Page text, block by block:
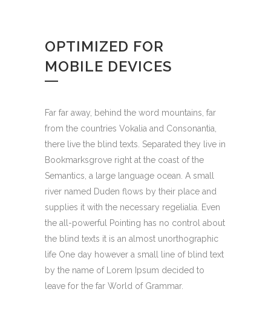
OPTIMIZED FOR
MOBILE DEVICES
Far far away, behind the word mountains, far
from the countries Vokalia and Consonantia,
there live the blind texts. Separated they live in
Bookmarksgrove right at the coast of the
Semantics, a large language ocean. A small
river named Duden flows by their place and
supplies it with the necessary regelialia. Even
the all-powerful Pointing has no control about
the blind texts it is an almost unorthographic
life One day however a small line of blind text
by the name of Lorem Ipsum decided to
leave for the far World of Grammar.